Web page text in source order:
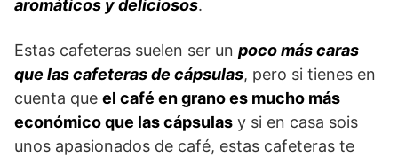
aromáticos y deliciosos.
Estas cafeteras suelen ser un poco más caras
que las cafeteras de cápsulas, pero si tienes en
cuenta que el café en grano es mucho más
económico que las cápsulas y si en casa sois
unos apasionados de café, estas cafeteras te